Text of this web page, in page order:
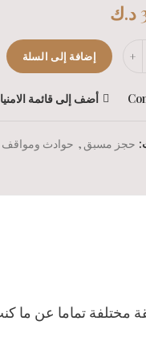
د.ك
إضافة إلى السلة
أضف إلى قائمة
حجز مسبق , حوادث ومواقف
مختلفة تماما عن ما